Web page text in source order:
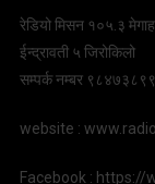
रेडियो मिसन १०५.३
ईन्द्रावती ५ जिरोकिलो
सम्पर्क नम्बर
website :
Facebook : https://